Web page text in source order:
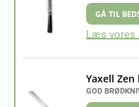
GÅ TIL
Læs vores
Yaxell
GOD